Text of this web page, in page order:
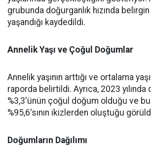
grubunda doğurganlık hızında
yaşandığı kaydedildi.
Annelik Yaşı ve Çoğul Doğumlar
Annelik yaşının arttığı ve ortalama
raporda belirtildi. Ayrıca, 2023 yılında
%3,3'ünün çoğul doğum olduğu ve bu
%95,6'sının ikizlerden oluştuğu
Doğumların Dağılımı